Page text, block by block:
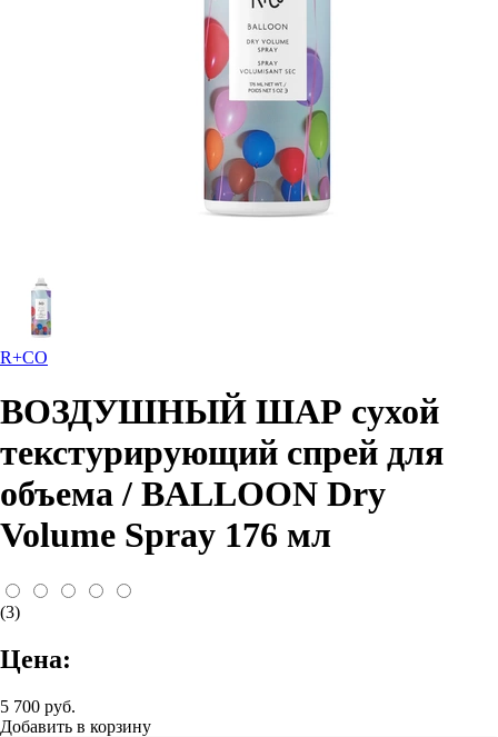
R+CO
ВОЗДУШНЫЙ ШАР сухой
текстурирующий спрей для
объема / BALLOON Dry
Volume Spray 176 мл
(3)
Цена:
5 700 руб.
Добавить в корзину